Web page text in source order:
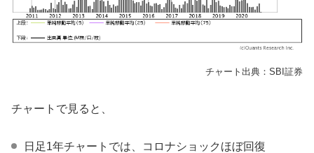
チャート出典：SBI証券
チャートで見ると、
日足1年チャートでは、コロナショックほぼ回復